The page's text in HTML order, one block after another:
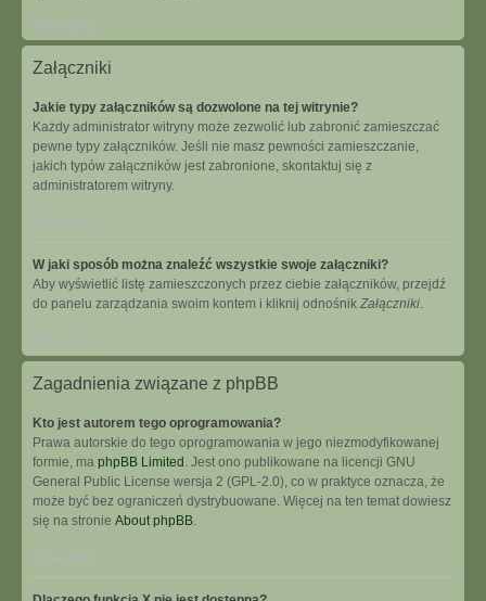
Na górę
Załączniki
Jakie typy załączników są dozwolone na tej witrynie?
Każdy administrator witryny może zezwolić lub zabronić zamieszczać
pewne typy załączników. Jeśli nie masz pewności zamieszczanie,
jakich typów załączników jest zabronione, skontaktuj się z
administratorem witryny.
W jaki sposób można znaleźć wszystkie swoje załączniki?
Aby wyświetlić listę zamieszczonych przez ciebie załączników, przejdź
do panelu zarządzania swoim kontem i kliknij odnośnik Załączniki.
Zagadnienia związane z phpBB
Kto jest autorem tego oprogramowania?
Prawa autorskie do tego oprogramowania w jego niezmodyfikowanej
formie, ma phpBB Limited . Jest ono publikowane na licencji GNU
General Public License wersja 2 (GPL-2.0), co w praktyce oznacza, że
może być bez ograniczeń dystrybuowane. Więcej na ten temat dowiesz
się na stronie About phpBB.
Na górę